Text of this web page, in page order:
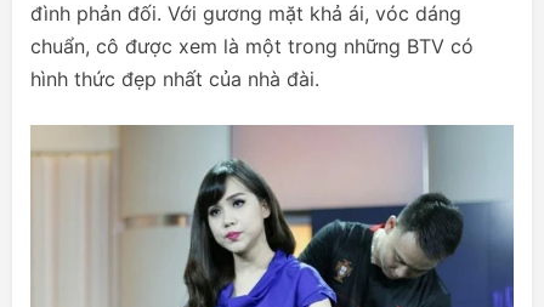
đình phản đối. Với gương mặt khả ái, vóc dáng
chuẩn, cô được xem là một trong những BTV có
hình thức đẹp nhất của nhà đài.